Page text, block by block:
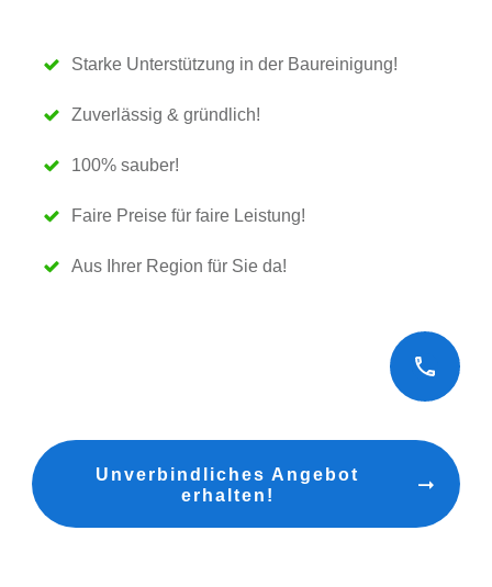
Starke Unterstützung in der Baureinigung!
Zuverlässig & gründlich!
100% sauber!
Faire Preise für faire Leistung!
Aus Ihrer Region für Sie da!
Unverbindliches Angebot
erhalten!